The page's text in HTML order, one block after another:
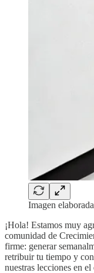
Imagen
¡Hola! Estamos muy
comunidad de
firme: generar
retribuir tu tiempo y
nuestras lecciones en